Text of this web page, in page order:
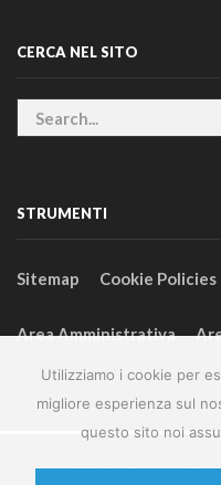
Utilizziamo i cookie per
migliore esperienza sul
questo sito noi
CERCA NEL SITO
STRUMENTI
Sitemap Cookie Policies
Area Amministrativa
2024 –